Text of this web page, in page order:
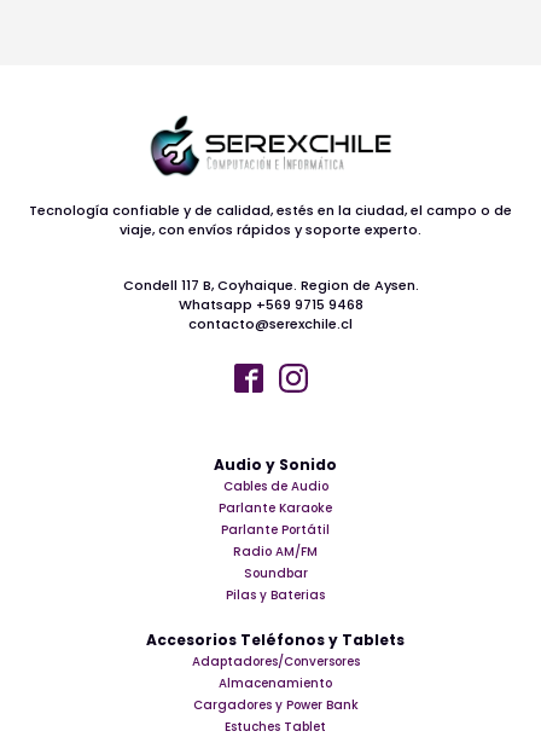
Audio y Sonido
Cables de Audio
Parlante Karaoke
Parlante Portátil
Radio AM/FM
Soundbar
Pilas y Baterias
Accesorios Teléfonos y Tablets
Adaptadores/Conversores
Almacenamiento
Cargadores y Power Bank
Estuches Tablet
Tecnología confiable y de calidad, estés en la ciudad, el campo o de
viaje, con envíos rápidos y soporte experto.
Condell 117 B, Coyhaique. Region de Aysen.
Whatsapp +569 9715 9468
contacto@serexchile.cl